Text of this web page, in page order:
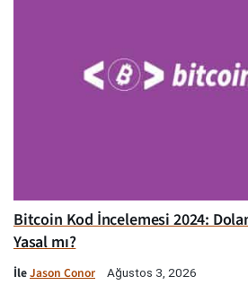
Bitcoin Kod İncelemesi 2024:
Yasal mı?
İleJason Conor Ağustos 3, 2026